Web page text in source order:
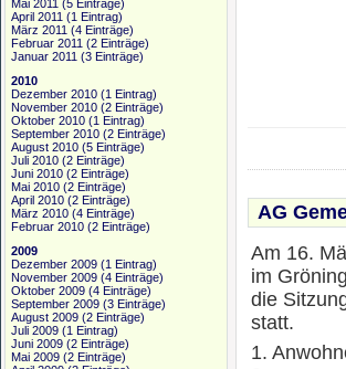
Mai 2011 (5 Einträge)
April 2011 (1 Eintrag)
März 2011 (4 Einträge)
Februar 2011 (2 Einträge)
Januar 2011 (3 Einträge)
2010
Dezember 2010 (1 Eintrag)
November 2010 (2 Einträge)
Oktober 2010 (1 Eintrag)
September 2010 (2 Einträge)
August 2010 (5 Einträge)
Juli 2010 (2 Einträge)
Juni 2010 (2 Einträge)
Mai 2010 (2 Einträge)
April 2010 (2 Einträge)
März 2010 (4 Einträge)
Februar 2010 (2 Einträge)
2009
Dezember 2009 (1 Eintrag)
November 2009 (4 Einträge)
Oktober 2009 (4 Einträge)
September 2009 (3 Einträge)
August 2009 (2 Einträge)
Juli 2009 (1 Eintrag)
Juni 2009 (2 Einträge)
Mai 2009 (2 Einträge)
AG
Am 16.
im
die
statt.
1.